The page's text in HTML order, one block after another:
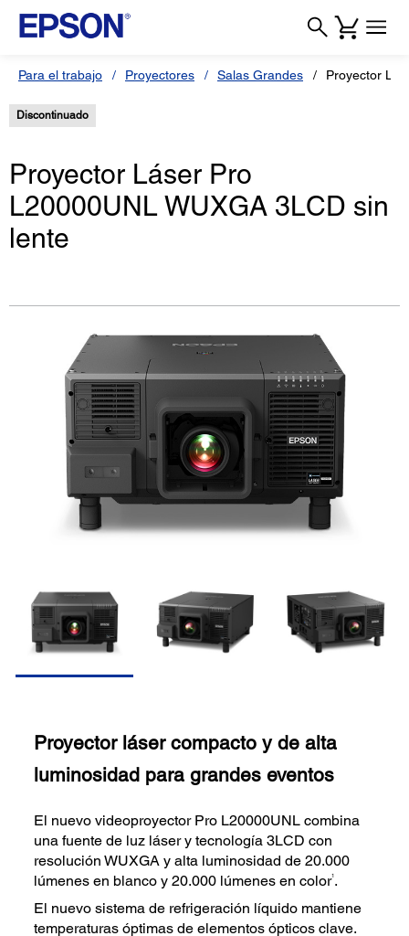
Para el trabajo Proyectores Salas Grandes Proyector
Discontinuado
Proyector Láser Pro
L20000UNL WUXGA 3LCD sin
lente
Proyector láser compacto y de alta
luminosidad para grandes eventos
El nuevo videoproyector Pro L20000UNL combina
una fuente de luz láser y tecnología 3LCD con
resolución WUXGA y alta luminosidad de 20.000
lúmenes en blanco y 20.000 lúmenes en color1.
El nuevo sistema de refrigeración líquido mantiene
temperaturas óptimas de elementos ópticos clave.